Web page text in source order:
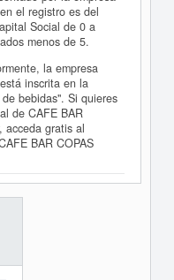
el registro es del
Social de 0 a
menos de 5.
la empresa
inscrita en la
bebidas". Si quieres
de CAFE BAR
acceda gratis al
BAR COPAS